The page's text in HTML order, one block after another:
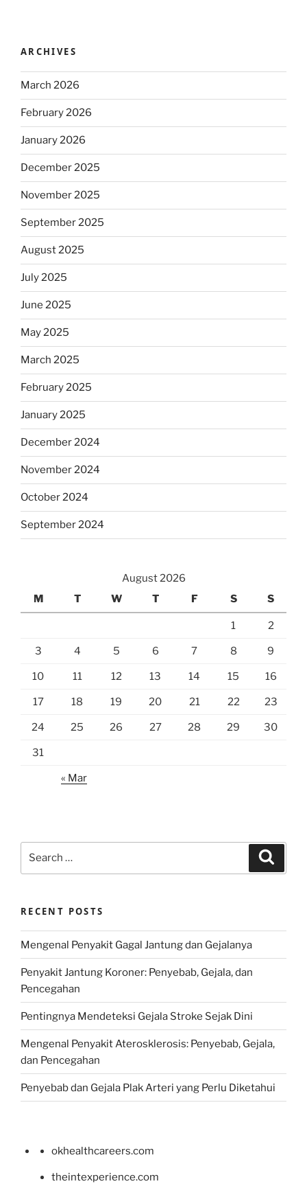
ARCHIVES
March 2026
February 2026
January 2026
December 2025
November 2025
September 2025
August 2025
July 2025
June 2025
May 2025
March 2025
February 2025
January 2025
December 2024
November 2024
October 2024
September 2024
August 2026
M
T W T F S S
1 2
3 4 5 6 7 8 9
10 11 12 13 14 15 16
17 18 19 20 21 22 23
24 25 26 27 28 29 30
31
« Mar
RECENT POSTS
Mengenal Penyakit Gagal Jantung dan Gejalanya
Penyakit Jantung Koroner: Penyebab, Gejala, dan
Pencegahan
Pentingnya Mendeteksi Gejala Stroke Sejak Dini
Mengenal Penyakit Aterosklerosis: Penyebab, Gejala,
dan Pencegahan
Penyebab dan Gejala Plak Arteri yang Perlu Diketahui
okhealthcareers.com
theintexperience.com